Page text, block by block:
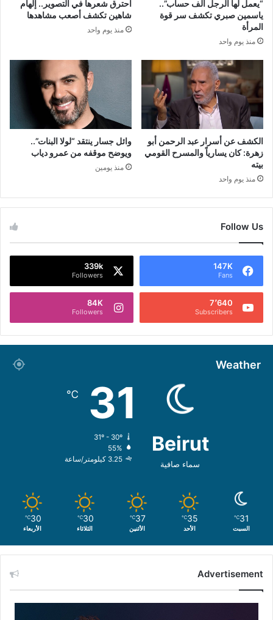
“يعمل لها الرجل ألف حساب”..
ياسمين صبري تكشف سر قوة
المرأة
منذ يوم واحد
احترق شعرها في التصوير.. إلهام
شاهين تكشف أصعب مشاهدها
منذ يوم واحد
الكشف عن أسرار عبد الرحمن أبو
زهرة: كان يسارياً والمسرح القومي
بيته
منذ يوم واحد
وائل جسار ينتقد “لولا البنات”..
ويوضح موقفه من عمرو دياب
منذ يومين
Follow Us
147K
Fans
339k
Followers
7٬640
Subscribers
84K
Followers
Weather
Beirut
سماء صافية
31
℃
31º - 30º
55%
3.25 كيلومتر/ساعة
31
℃
السبت
35
℃
الأحد
37
℃
الأثنين
30
℃
الثلاثاء
30
℃
الأربعاء
Advertisement